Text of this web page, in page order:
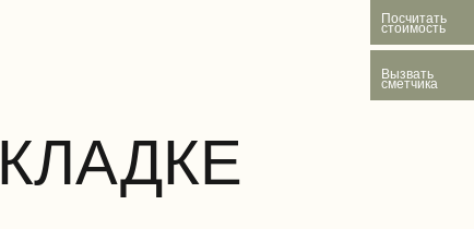
Посчитать
стоимость
Вызвать
сметчика